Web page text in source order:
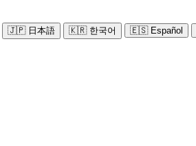
🇯🇵 日本語 🇰🇷 한국어 🇪🇸 Español